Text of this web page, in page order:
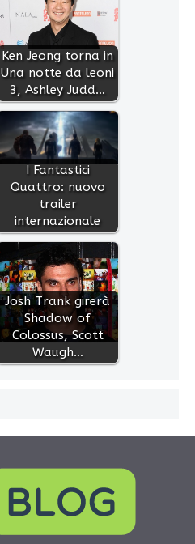
Ken Jeong torna in
Una notte da leoni
3, Ashley Judd…
I Fantastici
Quattro: nuovo
trailer
internazionale
Josh Trank girerà
Shadow of
Colossus, Scott
Waugh…